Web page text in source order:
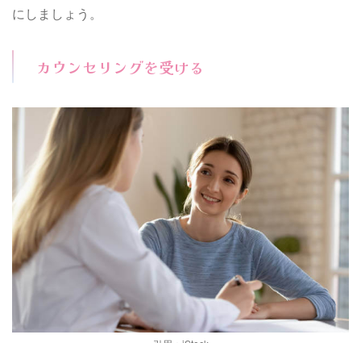
にしましょう。
カウンセリングを受ける